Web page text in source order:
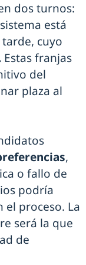
dos turnos:
está
cuyo
Estas franjas
del
plaza al
,
o fallo de
podría
proceso. La
será la que
de